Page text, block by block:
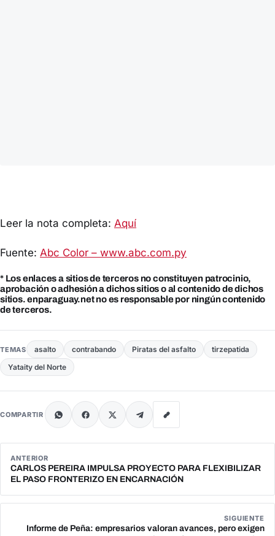
Leer la nota completa: Aquí
Fuente: Abc Color – www.abc.com.py
* Los enlaces a sitios de terceros no constituyen patrocinio,
aprobación o adhesión a dichos sitios o al contenido de dichos
sitios. enparaguay.net no es responsable por ningún contenido
de terceros.
TEMAS asalto contrabando Piratas del asfalto
tirzepatida
Yataity del Norte
COMPARTIR
ANTERIOR
CARLOS PEREIRA IMPULSA PROYECTO PARA FLEXIBILIZAR
EL PASO FRONTERIZO EN ENCARNACIÓN
SIGUIENTE
Informe de Peña: empresarios valoran avances, pero exigen